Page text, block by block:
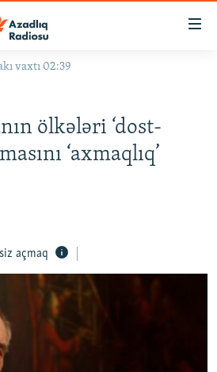
vaxtı 02:39
ölkələri ‘dost-
‘axmaqlıq’
açmaq